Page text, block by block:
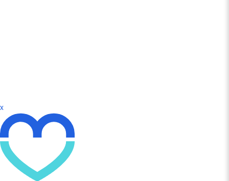
x